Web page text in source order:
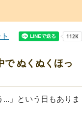
ぬくぬくほっ
」という日もありま